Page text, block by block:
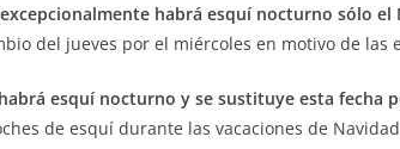
habrá esquí nocturno sólo el
del jueves por el miércoles en motivo de las
esquí nocturno y se sustituye esta fecha
de esquí durante las vacaciones de